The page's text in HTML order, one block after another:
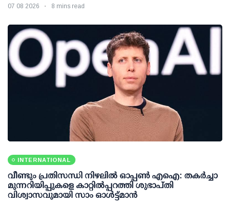
07 08 2026 8 mins read
INTERNATIONAL
വീണ്ടും പ്രതിസന്ധി നിഴലില്‍ ഓപ്പണ്‍ എഐ: തകര്‍ച്ചാ
മുന്നറിയിപ്പുകളെ കാറ്റില്‍പ്പറത്തി ശുഭാപ്തി
വിശ്വാസവുമായി സാം ഓള്‍ട്ട്മാന്‍